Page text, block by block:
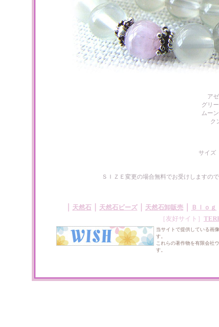
ア
グリ
ムー
ク
サイズ
ＳＩＺＥ変更の場合無料でお受けします
天然石 天然石ビーズ｜ 天然石卸販売 Ｂｌｏｇ
［友好サイト］
当サイトで提供している画
す。
これらの著作物を有限会社
す。